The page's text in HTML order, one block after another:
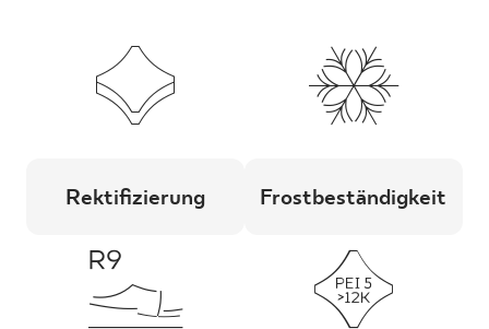
Rektifizierung Frostbeständigkeit